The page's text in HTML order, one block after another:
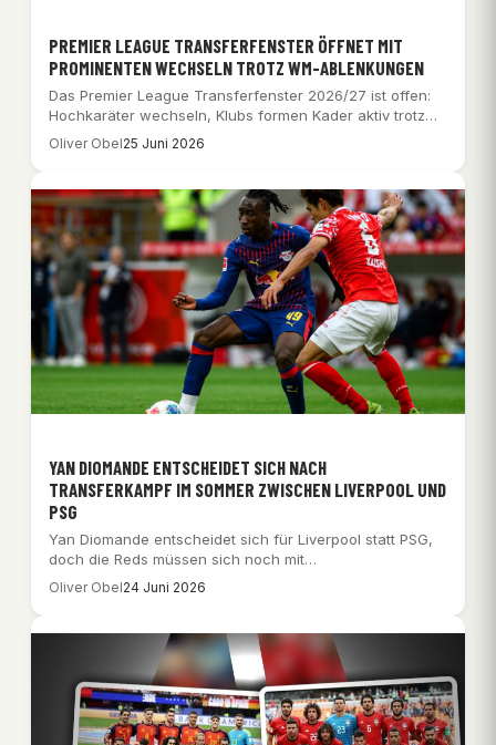
PREMIER LEAGUE TRANSFERFENSTER ÖFFNET MIT
PROMINENTEN WECHSELN TROTZ WM-ABLENKUNGEN
Das Premier League Transferfenster 2026/27 ist offen:
Hochkaräter wechseln, Klubs formen Kader aktiv trotz
WM-Ablenkung.
Oliver Obel25 Juni 2026
YAN DIOMANDE ENTSCHEIDET SICH NACH
TRANSFERKAMPF IM SOMMER ZWISCHEN LIVERPOOL UND
PSG
Yan Diomande entscheidet sich für Liverpool statt PSG,
doch die Reds müssen sich noch mit…
Oliver Obel24 Juni 2026